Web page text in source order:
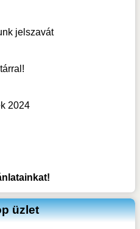
jelszavát
2024
üzlet